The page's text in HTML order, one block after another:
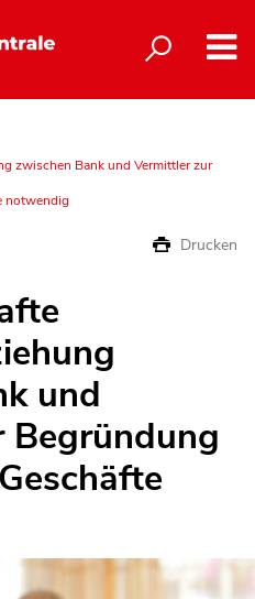
zwischen Bank und Vermittler zur
notwendig
Drucken
und